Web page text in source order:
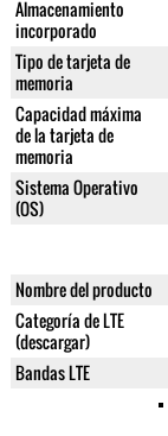
Almacenamiento
incorporado
Tipo de tarjeta de
memoria
Capacidad máxima
de la tarjeta de
memoria
Sistema Operativo
(OS)
Nombre del producto
Categoría de LTE
(descargar)
Bandas LTE